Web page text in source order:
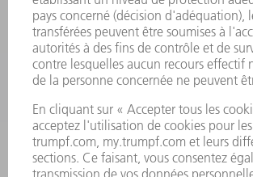
SECTEURS D'ACTIVITÉ
ENTREPRISE
CARRIÈRE
OFFRES D'EMPLOI
PROFIL DE L'ENTREPRISE
CONSEIL D'ADMINISTRATION
RAPPORT ANNUEL
PRINCIPES FONDAMENTAUX DE L'ENTREPRISE
CONFORMITÉ
SYSTÈME D'ALERTE
SÉCURITÉ